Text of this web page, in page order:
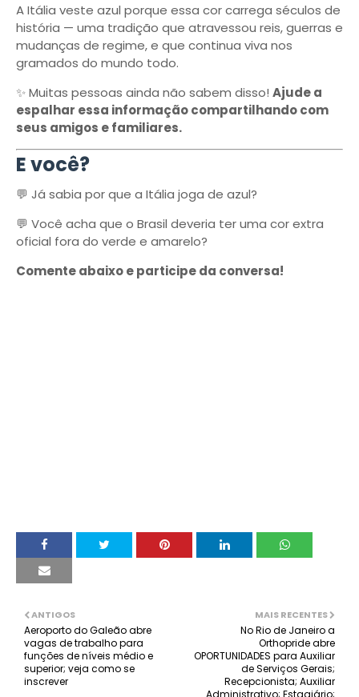
A Itália veste azul porque essa cor carrega séculos de
história — uma tradição que atravessou reis, guerras e
mudanças de regime, e que continua viva nos
gramados do mundo todo.
✨ Muitas pessoas ainda não sabem disso! Ajude a
espalhar essa informação compartilhando com
seus amigos e familiares.
E você?
💬 Já sabia por que a Itália joga de azul?
💬 Você acha que o Brasil deveria ter uma cor extra
oficial fora do verde e amarelo?
Comente abaixo e participe da conversa!
MAIS RECENTES
No Rio de Janeiro a
Orthopride abre
OPORTUNIDADES para Auxiliar
de Serviços Gerais;
Recepcionista; Auxiliar
Administrativo; Estagiário;
ANTIGOS
Aeroporto do Galeão abre
vagas de trabalho para
funções de níveis médio e
superior; veja como se
inscrever